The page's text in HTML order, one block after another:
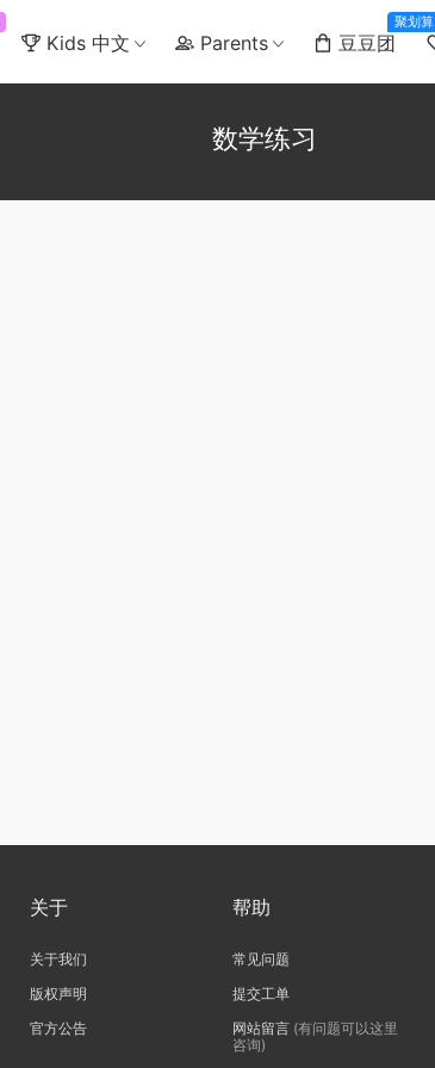
Kids 中文 Parents 豆豆团
聚划算
数学练习
关于
关于我们
版权声明
官方公告
帮助
常见问题
提交工单
网站留言 (有问题可以这里
咨询)